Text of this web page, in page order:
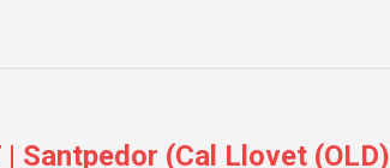
| Santpedor (Cal Llovet